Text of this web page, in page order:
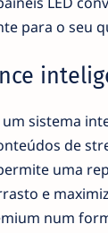
para o seu
sistema
de
uma
e
num